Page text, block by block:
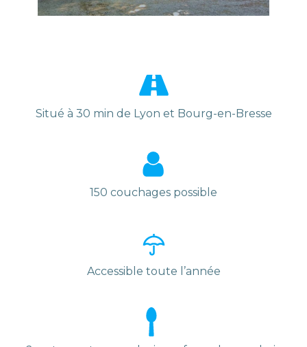
Situé à 30 min de Lyon et Bourg-en-Bresse
150 couchages possible
Accessible toute l’année